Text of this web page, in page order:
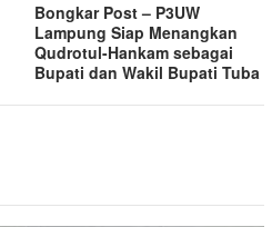
Bongkar Post – P3UW
Lampung Siap Menangkan
Qudrotul-Hankam sebagai
Bupati dan Wakil Bupati Tuba